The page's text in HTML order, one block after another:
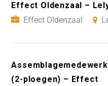
Effect Oldenzaal –
Effect Oldenzaal
(2-ploegen) – Effect